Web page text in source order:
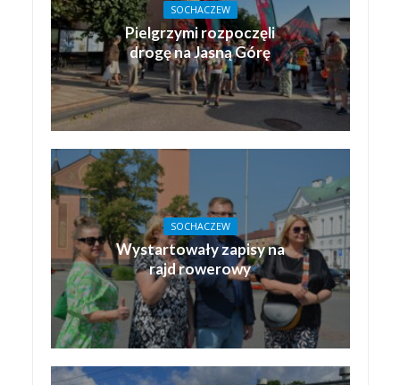
SOCHACZEW
Pielgrzymi rozpoczęli
drogę na Jasną Górę
SOCHACZEW
Wystartowały zapisy na
rajd rowerowy